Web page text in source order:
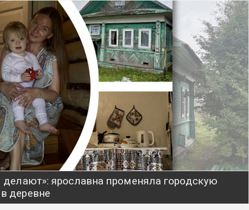
делают»: ярославна променяла городскую
деревне